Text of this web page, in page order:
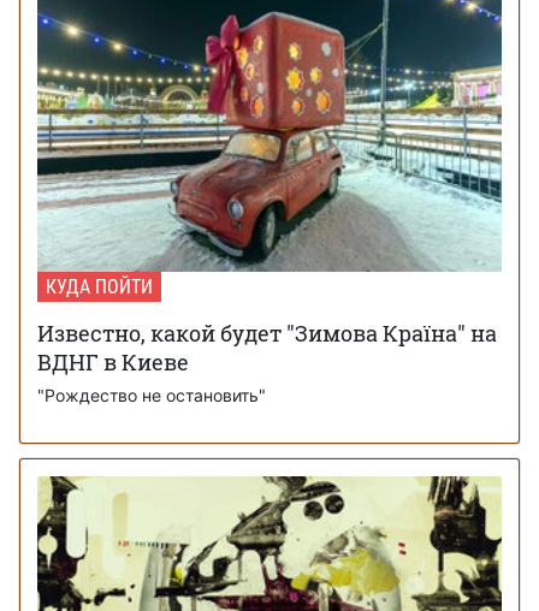
КУДА ПОЙТИ
Известно, какой будет "Зимова Країна" на
ВДНГ в Киеве
"Рождество не остановить"